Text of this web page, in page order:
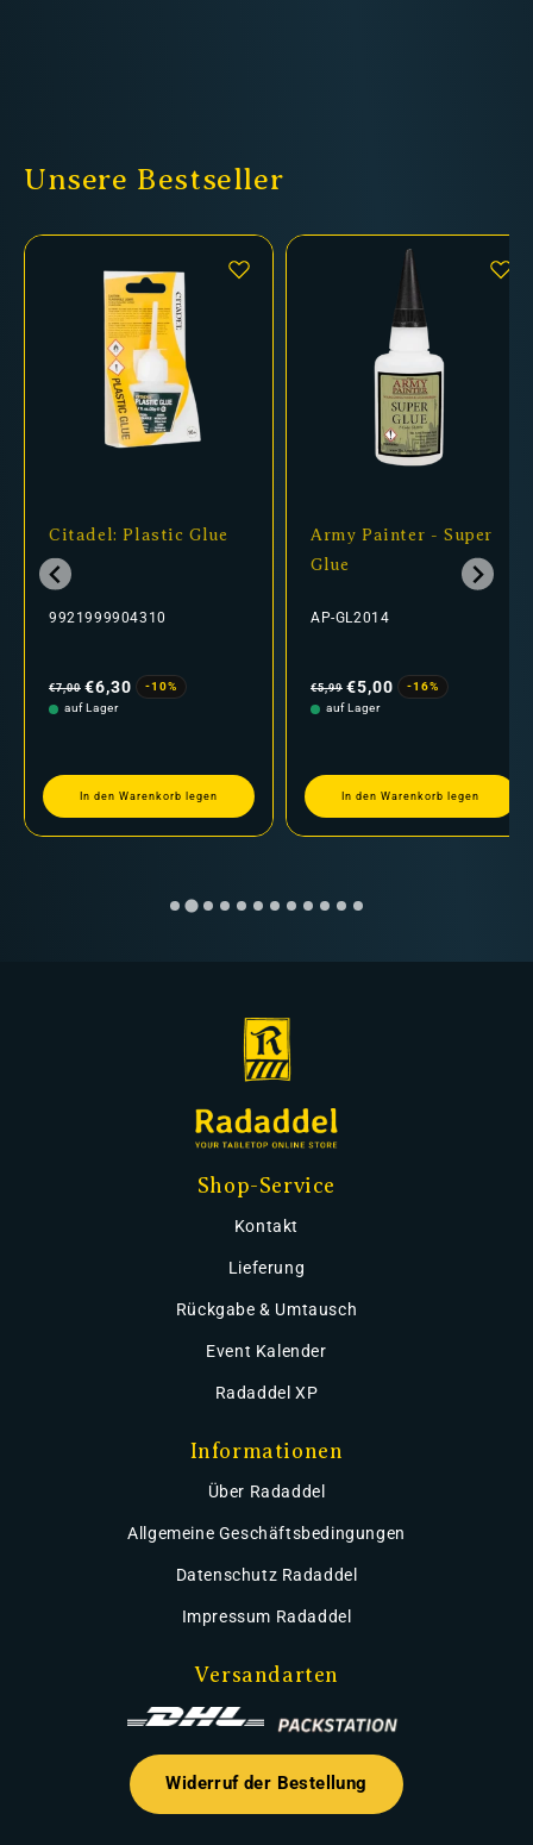
Unsere Bestseller
Citadel: Plastic Glue
9921999904310
Preis
€7,00 €6,30
-10%
auf Lager
In den Warenkorb legen
Army Painter - Super
Glue
AP-GL2014
Preis
€5,99 €5,00
-16%
auf Lager
In den Warenkorb legen
Shop-Service
Kontakt
Lieferung
Rückgabe & Umtausch
Event Kalender
Radaddel XP
Informationen
Über Radaddel
Allgemeine Geschäftsbedingungen
Datenschutz Radaddel
Impressum Radaddel
Versandarten
Widerruf der Bestellung